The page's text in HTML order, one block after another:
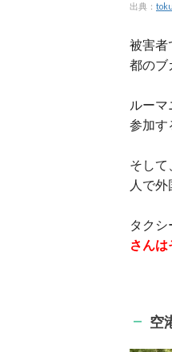
出典：
被害者
都のブ
ルー
参加す
そして
人で
タクシ
さん
空